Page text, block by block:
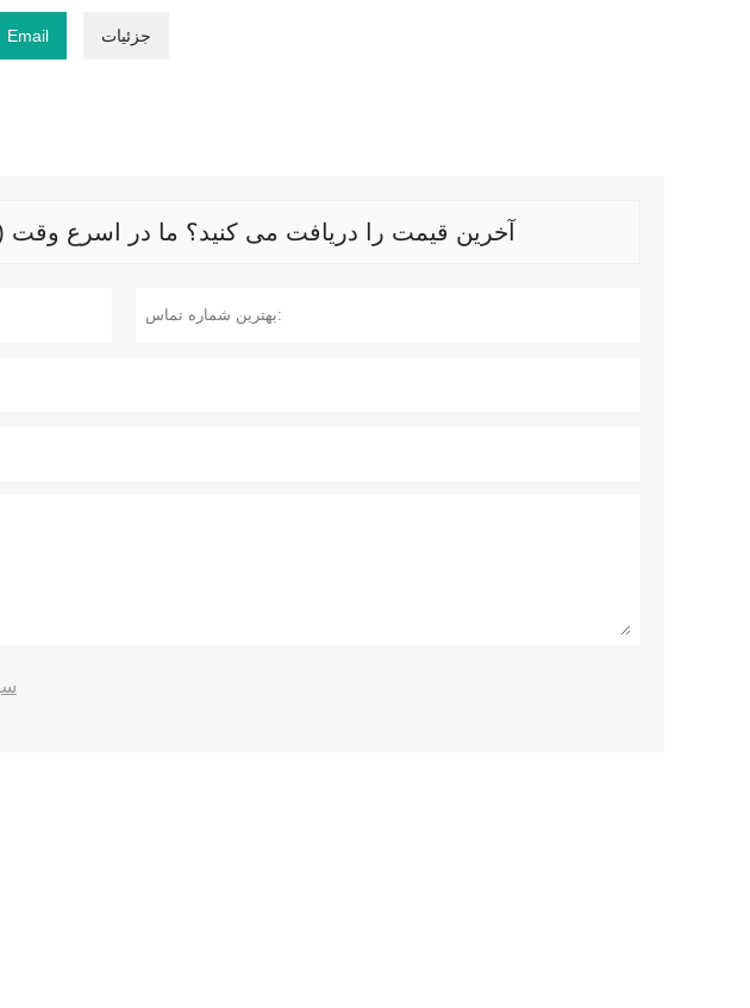
Email جزئیات
آخرین قیمت را دریافت می کنید؟ ما در اسرع وقت (ظرف 12 ساعت) پاسخ